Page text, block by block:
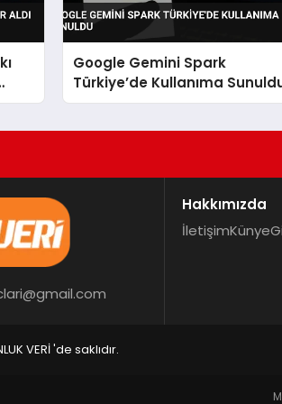
Google Gemini Spark
Türkiye’de Kullanıma
Hakkımızda
İletişimKünye
VERİ 'de saklıdır.